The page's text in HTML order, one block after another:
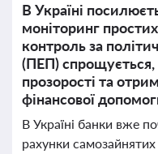
В Україні
моніторинг
контроль за
(ПЕП)
прозорості та
фінансової
В Україні банки вже
рахунки самозайнятих